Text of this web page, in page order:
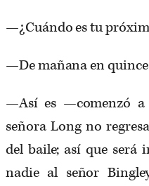
—¿Cuándo es tu
—De mañana en
—Así es —comenzó
señora Long no
del baile; así que será
nadie al señor